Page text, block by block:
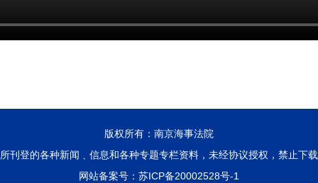
版权所有：南京海事法院
刊登的各种新闻﹑信息和各种专题专栏资料，未经协议授权，禁止下
网站备案号： 苏ICP备20002528号-1